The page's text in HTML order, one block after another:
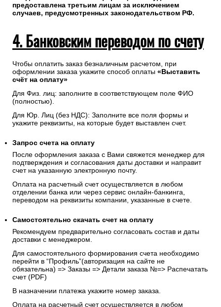
предоставлена третьим лицам за исключением
случаев, предусмотренных законодательством РФ.
4. Банковским переводом по счету
Чтобы оплатить заказ безналичным расчетом, при
оформлении заказа укажите способ оплаты «Выставить
счёт на оплату»
Для Физ. лиц: заполните в соответствующем поле ФИО
(полностью).
Для Юр. Лиц (без НДС): Заполните все поля формы и
укажите реквизиты, на которые будет выставлен счет.
Запрос счета на оплату
После оформления заказа с Вами свяжется менеджер для
подтверждения и согласования даты доставки и направит
счет на указанную электронную почту.
Оплата на расчетный счет осуществляется в любом
отделении банка или через сервис онлайн-банкинга,
переводом на реквизиты компании, указанные в счете.
Самостоятельно скачать счет на оплату
Рекомендуем предварительно согласовать состав и даты
доставки с менеджером.
Для самостоятельного формирования счета необходимо
перейти в “Профиль”(авторизация на сайте не
обязательна) => Заказы => Детали заказа №=> Распечатать
счет (PDF)
В назначении платежа укажите номер заказа.
Оплата на расчетный счет осуществляется в любом